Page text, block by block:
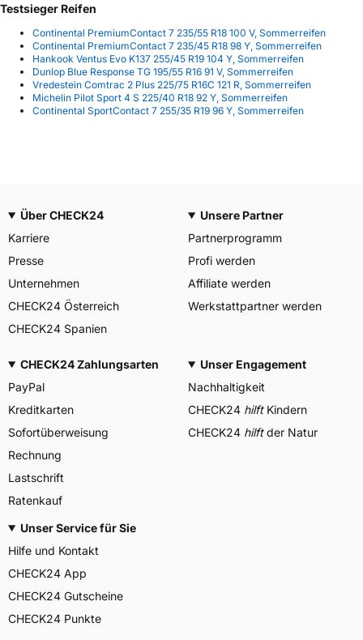
Testsieger Reifen
Continental PremiumContact 7 235/55 R18 100 V, Sommerreifen
Continental PremiumContact 7 235/45 R18 98 Y, Sommerreifen
Hankook Ventus Evo K137 255/45 R19 104 Y, Sommerreifen
Dunlop Blue Response TG 195/55 R16 91 V, Sommerreifen
Vredestein Comtrac 2 Plus 225/75 R16C 121 R, Sommerreifen
Michelin Pilot Sport 4 S 225/40 R18 92 Y, Sommerreifen
Continental SportContact 7 255/35 R19 96 Y, Sommerreifen
Über CHECK24
Karriere
Presse
Unternehmen
CHECK24 Österreich
CHECK24 Spanien
Unsere Partner
Partnerprogramm
Profi werden
Affiliate werden
Werkstattpartner werden
CHECK24 Zahlungsarten
PayPal
Kreditkarten
Sofortüberweisung
Rechnung
Lastschrift
Ratenkauf
Unser Engagement
Nachhaltigkeit
CHECK24 hilftKindern
CHECK24 hilftder Natur
Unser Service für Sie
Hilfe und Kontakt
CHECK24 App
CHECK24 Gutscheine
CHECK24 Punkte